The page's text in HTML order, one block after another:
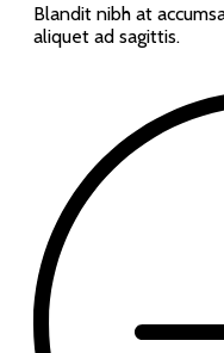
Blandit nibh at
aliquet ad sagittis.